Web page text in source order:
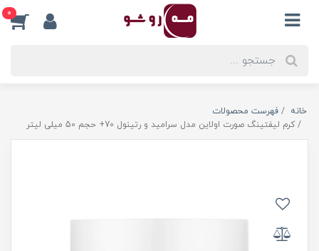
0
خانه
فهرست محصولات
کرم لیفتینگ صورت اولاین مدل سرامید و رتینول 70+ حجم 50 میلی لیتر